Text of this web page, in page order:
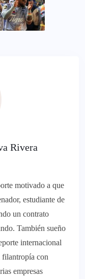
Rivera
motivado a que
estudiante de
un contrato
También sueño
internacional
filantropía con
empresas